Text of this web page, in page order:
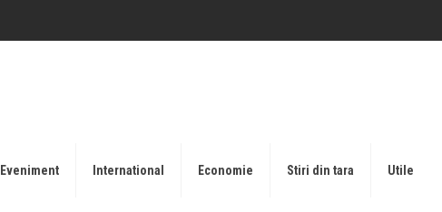
Eveniment International Economie Stiri din tara Utile